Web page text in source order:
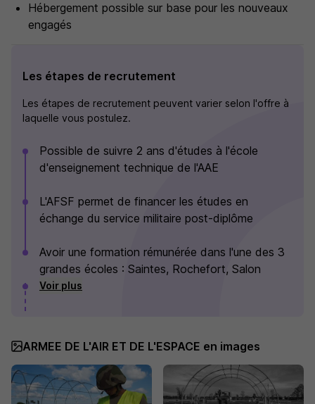
Hébergement possible sur base pour les nouveaux
engagés
Les étapes de recrutement
Les étapes de recrutement peuvent varier selon l'offre à
laquelle vous postulez.
Possible de suivre 2 ans d'études à l'école
d'enseignement technique de l'AAE
L'AFSF permet de financer les études en
échange du service militaire post-diplôme
Avoir une formation rémunérée dans l'une des 3
grandes écoles : Saintes, Rochefort, Salon
Voir plus
ARMEE DE L'AIR ET DE L'ESPACE en images